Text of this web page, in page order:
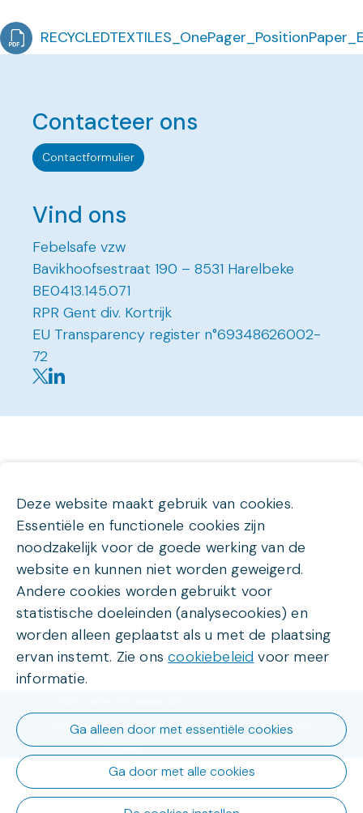
Contacteer ons
Contactformulier
Vind ons
Febelsafe vzw
Bavikhoofsestraat 190 – 8531 Harelbeke
BE0413.145.071
RPR Gent div. Kortrijk
EU Transparency register n°69348626002-
72
Persoonlijke gegevens
Cookies
Powered byOrganica
Deze website maakt gebruik van cookies.
Essentiële en functionele cookies zijn
noodzakelijk voor de goede werking van de
website en kunnen niet worden geweigerd.
Andere cookies worden gebruikt voor
statistische doeleinden (analysecookies) en
worden alleen geplaatst als u met de plaatsing
ervan instemt. Zie onscookiebeleid voor meer
informatie.
Ga alleen door met essentiële cookies
Ga door met alle cookies